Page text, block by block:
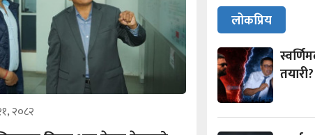
२०८२
लोकप्रिय